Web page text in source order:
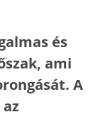
és
ami
A